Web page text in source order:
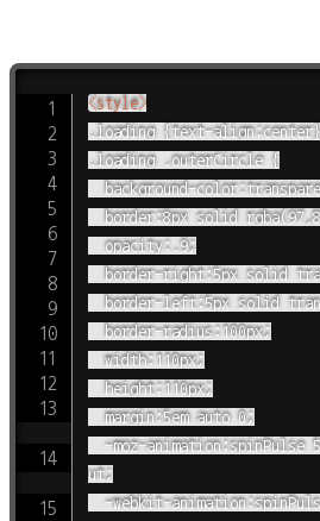
<style>
.loading {text-align:center}
.loading .outerCircle {
	width:110px;
ut;